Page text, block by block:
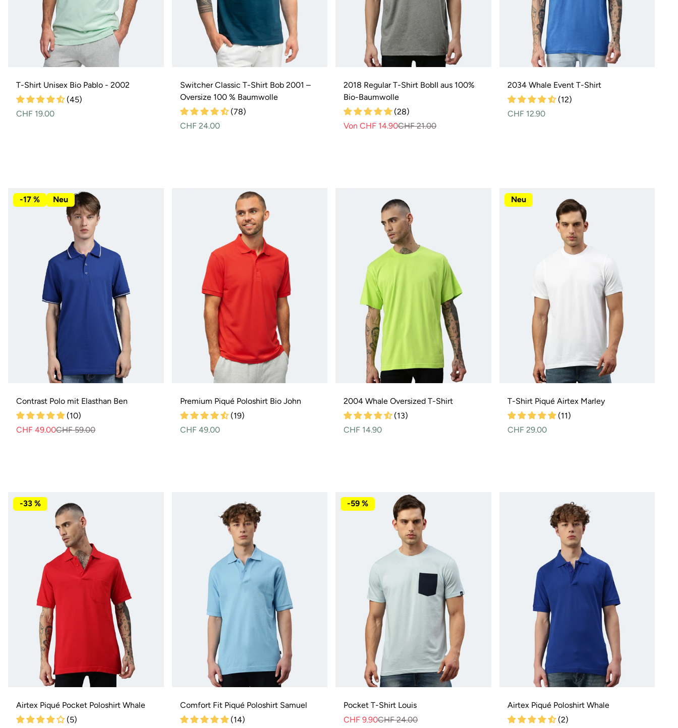
T-Shirt Unisex Bio Pablo - 2002
(45)
Normaler
CHF 19.00
Switcher Classic T-Shirt Bob 2001 –
Oversize 100 % Baumwolle
(78)
Normaler
CHF 24.00
2018 Regular T-Shirt BobII aus 100%
Bio-Baumwolle
(28)
CHF 21.00
Von CHF 14.90
2034 Whale Event T-Shirt
(12)
Normaler
CHF 12.90
-17 % Neu
Contrast Polo mit Elasthan Ben
(10)
CHF 59.00
CHF 49.00
Premium Piqué Poloshirt Bio John
(19)
Normaler
CHF 49.00
2004 Whale Oversized T-Shirt
(13)
Normaler
CHF 14.90
Neu
T-Shirt Piqué Airtex Marley
(11)
Normaler
CHF 29.00
-33 %
Airtex Piqué Pocket Poloshirt Whale
(5)
Comfort Fit Piqué Poloshirt Samuel
(14)
-59 %
Pocket T-Shirt Louis
CHF 24.00
CHF 9.90
Airtex Piqué Poloshirt Whale
(2)